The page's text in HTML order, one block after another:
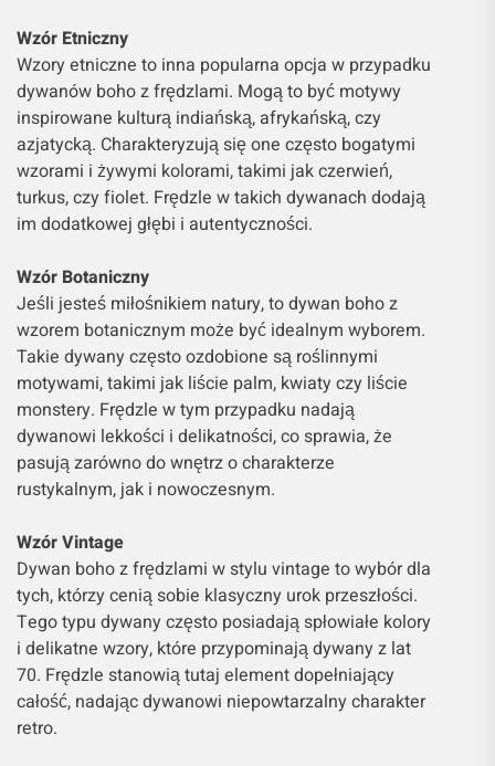
Wzór Etniczny
Wzory etniczne to inna popularna opcja w przypadku
dywanów boho z frędzlami. Mogą to być motywy
inspirowane kulturą indiańską, afrykańską, czy
azjatycką. Charakteryzują się one często bogatymi
wzorami i żywymi kolorami, takimi jak czerwień,
turkus, czy fiolet. Frędzle w takich dywanach dodają
im dodatkowej głębi i autentyczności.
Wzór Botaniczny
Jeśli jesteś miłośnikiem natury, to dywan boho z
wzorem botanicznym może być idealnym wyborem.
Takie dywany często ozdobione są roślinnymi
motywami, takimi jak liście palm, kwiaty czy liście
monstery. Frędzle w tym przypadku nadają
dywanowi lekkości i delikatności, co sprawia, że
pasują zarówno do wnętrz o charakterze
rustykalnym, jak i nowoczesnym.
Wzór Vintage
Dywan boho z frędzlami w stylu vintage to wybór dla
tych, którzy cenią sobie klasyczny urok przeszłości.
Tego typu dywany często posiadają spłowiałe kolory
i delikatne wzory, które przypominają dywany z lat
70. Frędzle stanowią tutaj element dopełniający
całość, nadając dywanowi niepowtarzalny charakter
retro.